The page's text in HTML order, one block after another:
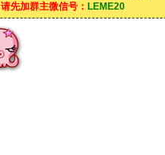
请先加群主微信号： LEME20